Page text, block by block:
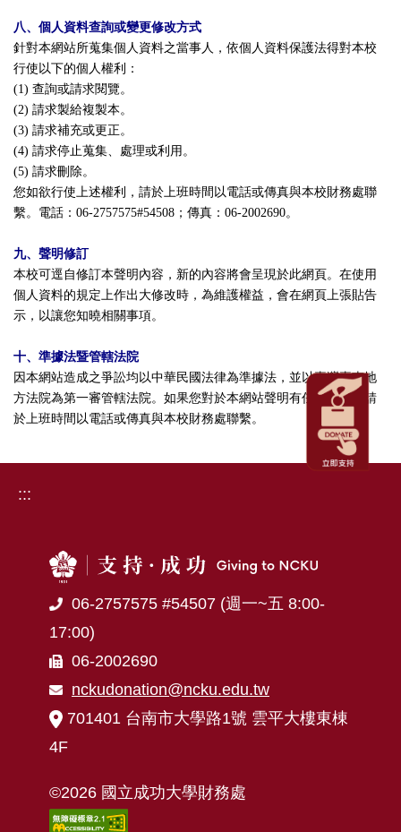
八、個人資料查詢或變更修改方式
針對本網站所蒐集個人資料之當事人，依個人資料保護法得對本校
行使以下的個人權利：
(1) 查詢或請求閱覽。
(2) 請求製給複製本。
(3) 請求補充或更正。
(4) 請求停止蒐集、處理或利用。
(5) 請求刪除。
您如欲行使上述權利，請於上班時間以電話或傳真與本校財務處聯
繫。電話：06-2757575#54508；傳真：06-2002690。
九、聲明修訂
本校可逕自修訂本聲明內容，新的內容將會呈現於此網頁。在使用
個人資料的規定上作出大修改時，為維護權益，會在網頁上張貼告
示，以讓您知曉相關事項。
十、準據法暨管轄法院
因本網站造成之爭訟均以中華民國法律為準據法，並以臺灣臺南地
方法院為第一審管轄法院。如果您對於本網站聲明有任何疑問，請
於上班時間以電話或傳真與本校財務處聯繫。
:::
06-2757575 #54507 (週一~五 8:00-
17:00)
06-2002690
nckudonation@ncku.edu.tw
701401 台南市大學路1號 雲平大樓東棟
4F
©2026 國立成功大學財務處